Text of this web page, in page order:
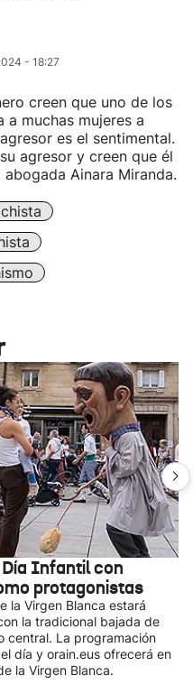
- 18:27
creen que uno de los
muchas mujeres a
es el sentimental.
agresor y creen que él
Ainara Miranda.
Infantil con
protagonistas
la Virgen Blanca estará
la tradicional bajada de
central. La programación
día y orain.eus ofrecerá en
la Virgen Blanca.